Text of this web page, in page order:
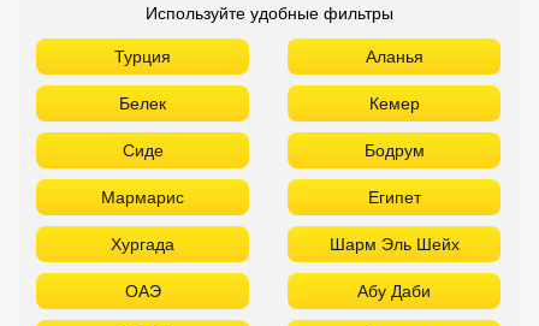
Используйте удобные фильтры
Турция Аланья
Белек Кемер
Сиде Бодрум
Мармарис Египет
Хургада Шарм Эль Шейх
ОАЭ Абу Даби